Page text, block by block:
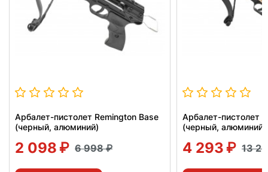
Арбалет-пистолет Remington Base
(черный, алюминий)
2 098 6 998
Арбалет-пистолет
(черный, алюминий)
4 293 13